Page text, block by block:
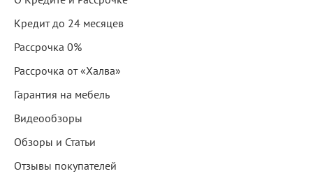
Кредит до 24 месяцев
Рассрочка 0%
Рассрочка от «Халва»
Гарантия на мебель
Видеообзоры
Обзоры и Статьи
Отзывы покупателей